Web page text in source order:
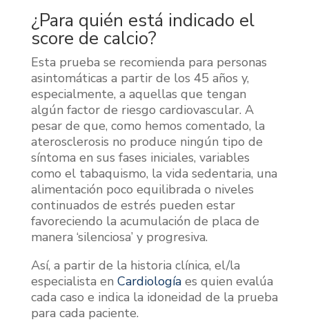
¿Para quién está indicado el
score de calcio?
Esta prueba se recomienda para personas
asintomáticas a partir de los 45 años y,
especialmente, a aquellas que tengan
algún factor de riesgo cardiovascular. A
pesar de que, como hemos comentado, la
aterosclerosis no produce ningún tipo de
síntoma en sus fases iniciales, variables
como el tabaquismo, la vida sedentaria, una
alimentación poco equilibrada o niveles
continuados de estrés pueden estar
favoreciendo la acumulación de placa de
manera ‘silenciosa’ y progresiva.
Así, a partir de la historia clínica, el/la
especialista en Cardiología es quien evalúa
cada caso e indica la idoneidad de la prueba
para cada paciente.